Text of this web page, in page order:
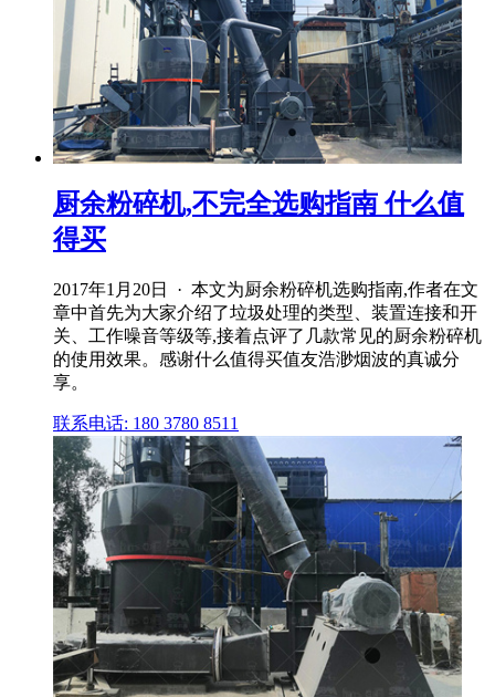
厨余粉碎机,不完全选购指南 什么值
得买
2017年1月20日 · 本文为厨余粉碎机选购指南,作者在文
章中首先为大家介绍了垃圾处理的类型、装置连接和开
关、工作噪音等级等,接着点评了几款常见的厨余粉碎机
的使用效果。感谢什么值得买值友浩渺烟波的真诚分
享。
联系电话: 180 3780 8511